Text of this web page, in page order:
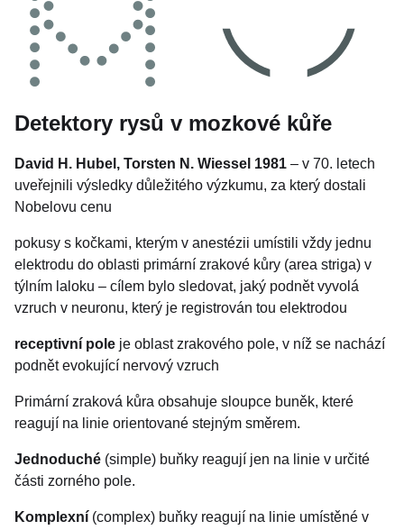
Detektory rysů v mozkové kůře
David H. Hubel, Torsten N. Wiessel 1981 – v 70. letech
uveřejnili výsledky důležitého výzkumu, za který dostali
Nobelovu cenu
pokusy s kočkami, kterým v anestézii umístili vždy jednu
elektrodu do oblasti primární zrakové kůry (area striga) v
týlním laloku – cílem bylo sledovat, jaký podnět vyvolá
vzruch v neuronu, který je registrován tou elektrodou
receptivní pole je oblast zrakového pole, v níž se nachází
podnět evokující nervový vzruch
Primární zraková kůra obsahuje sloupce buněk, které
reagují na linie orientované stejným směrem.
Jednoduché (simple) buňky reagují jen na linie v určité
části zorného pole.
Komplexní (complex) buňky reagují na linie umístěné v